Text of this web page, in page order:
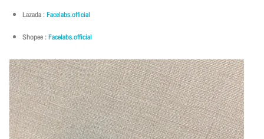
Lazada :Facelabs.official
Shopee :Facelabs.official